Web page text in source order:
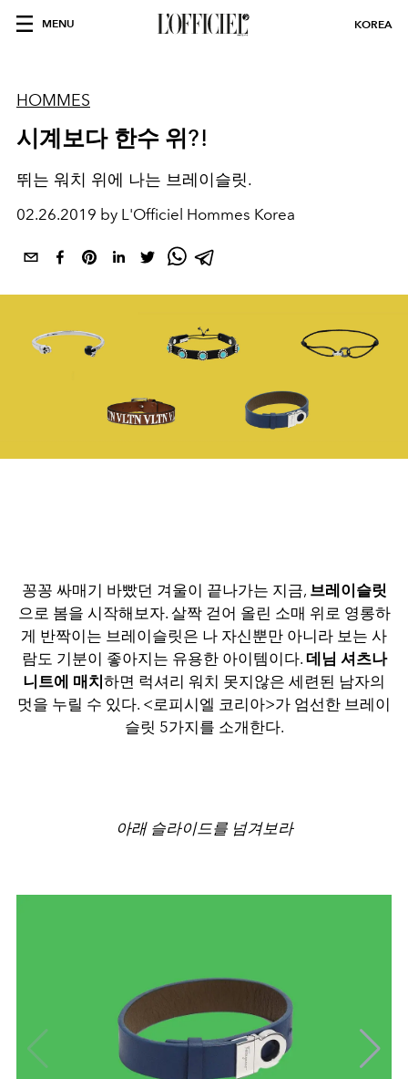
MENU KOREA
HOMMES
시계보다 한수 위?!
뛰는 워치 위에 나는 브레이슬릿.
02.26.2019 by L'Officiel Hommes Korea
꽁꽁 싸매기 바빴던 겨울이 끝나가는 지금, 브레이슬릿
으로 봄을 시작해보자. 살짝 걷어 올린 소매 위로 영롱하
게 반짝이는 브레이슬릿은 나 자신뿐만 아니라 보는 사
람도 기분이 좋아지는 유용한 아이템이다. 데님 셔츠나
니트에 매치하면 럭셔리 워치 못지않은 세련된 남자의
멋을 누릴 수 있다. <로피시엘 코리아>가 엄선한 브레이
슬릿 5가지를 소개한다.
아래 슬라이드를 넘겨보라